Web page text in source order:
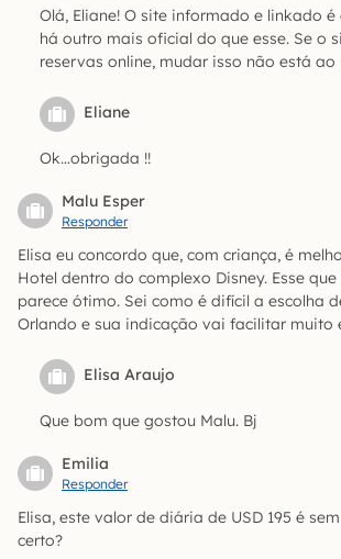
Olá, Eliane! O site informado e linkado é
há outro mais oficial do que esse. Se o
reservas online, mudar isso não está ao
Eliane
Ok…obrigada !!
Malu Esper
Responder
Elisa eu concordo que, com criança, é
Hotel dentro do complexo Disney. Esse que
parece ótimo. Sei como é difícil a escolha
Orlando e sua indicação vai facilitar muito
Elisa Araujo
Que bom que gostou Malu. Bj
Emilia
Responder
Elisa, este valor de diária de USD 195 é
certo?